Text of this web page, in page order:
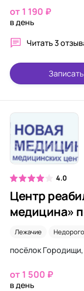
от 1 190 ₽
в день
Читать3
4.0
Центр
медицина»
Лежачие Недорого
посёлок
от 1 500 ₽
в день